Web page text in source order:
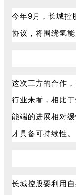
今年9月，长城控
协议，将围绕氢
这次三方的合作
行业来看，相比
能端的进展相对
才具备可持续性。
长城控股要利用